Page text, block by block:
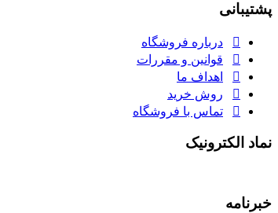
پشتیبانی
درباره فروشگاه
قوانین و مقررات
اهداف ما
روش خرید
تماس با فروشگاه
نماد الکترونیک
خبرنامه